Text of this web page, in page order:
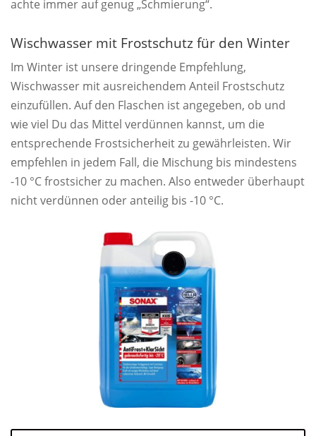
achte immer auf genug „Schmierung“.
Wischwasser mit Frostschutz für den Winter
Im Winter ist unsere dringende Empfehlung,
Wischwasser mit ausreichendem Anteil Frostschutz
einzufüllen. Auf den Flaschen ist angegeben, ob und
wie viel Du das Mittel verdünnen kannst, um die
entsprechende Frostsicherheit zu gewährleisten. Wir
empfehlen in jedem Fall, die Mischung bis mindestens
-10 °C frostsicher zu machen. Also entweder überhaupt
nicht verdünnen oder anteilig bis -10 °C.